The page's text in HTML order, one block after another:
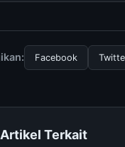
terpercaya.
Facebook
Artikel Terkait